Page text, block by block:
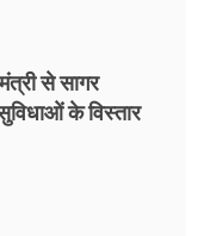
से सागर
के विस्तार